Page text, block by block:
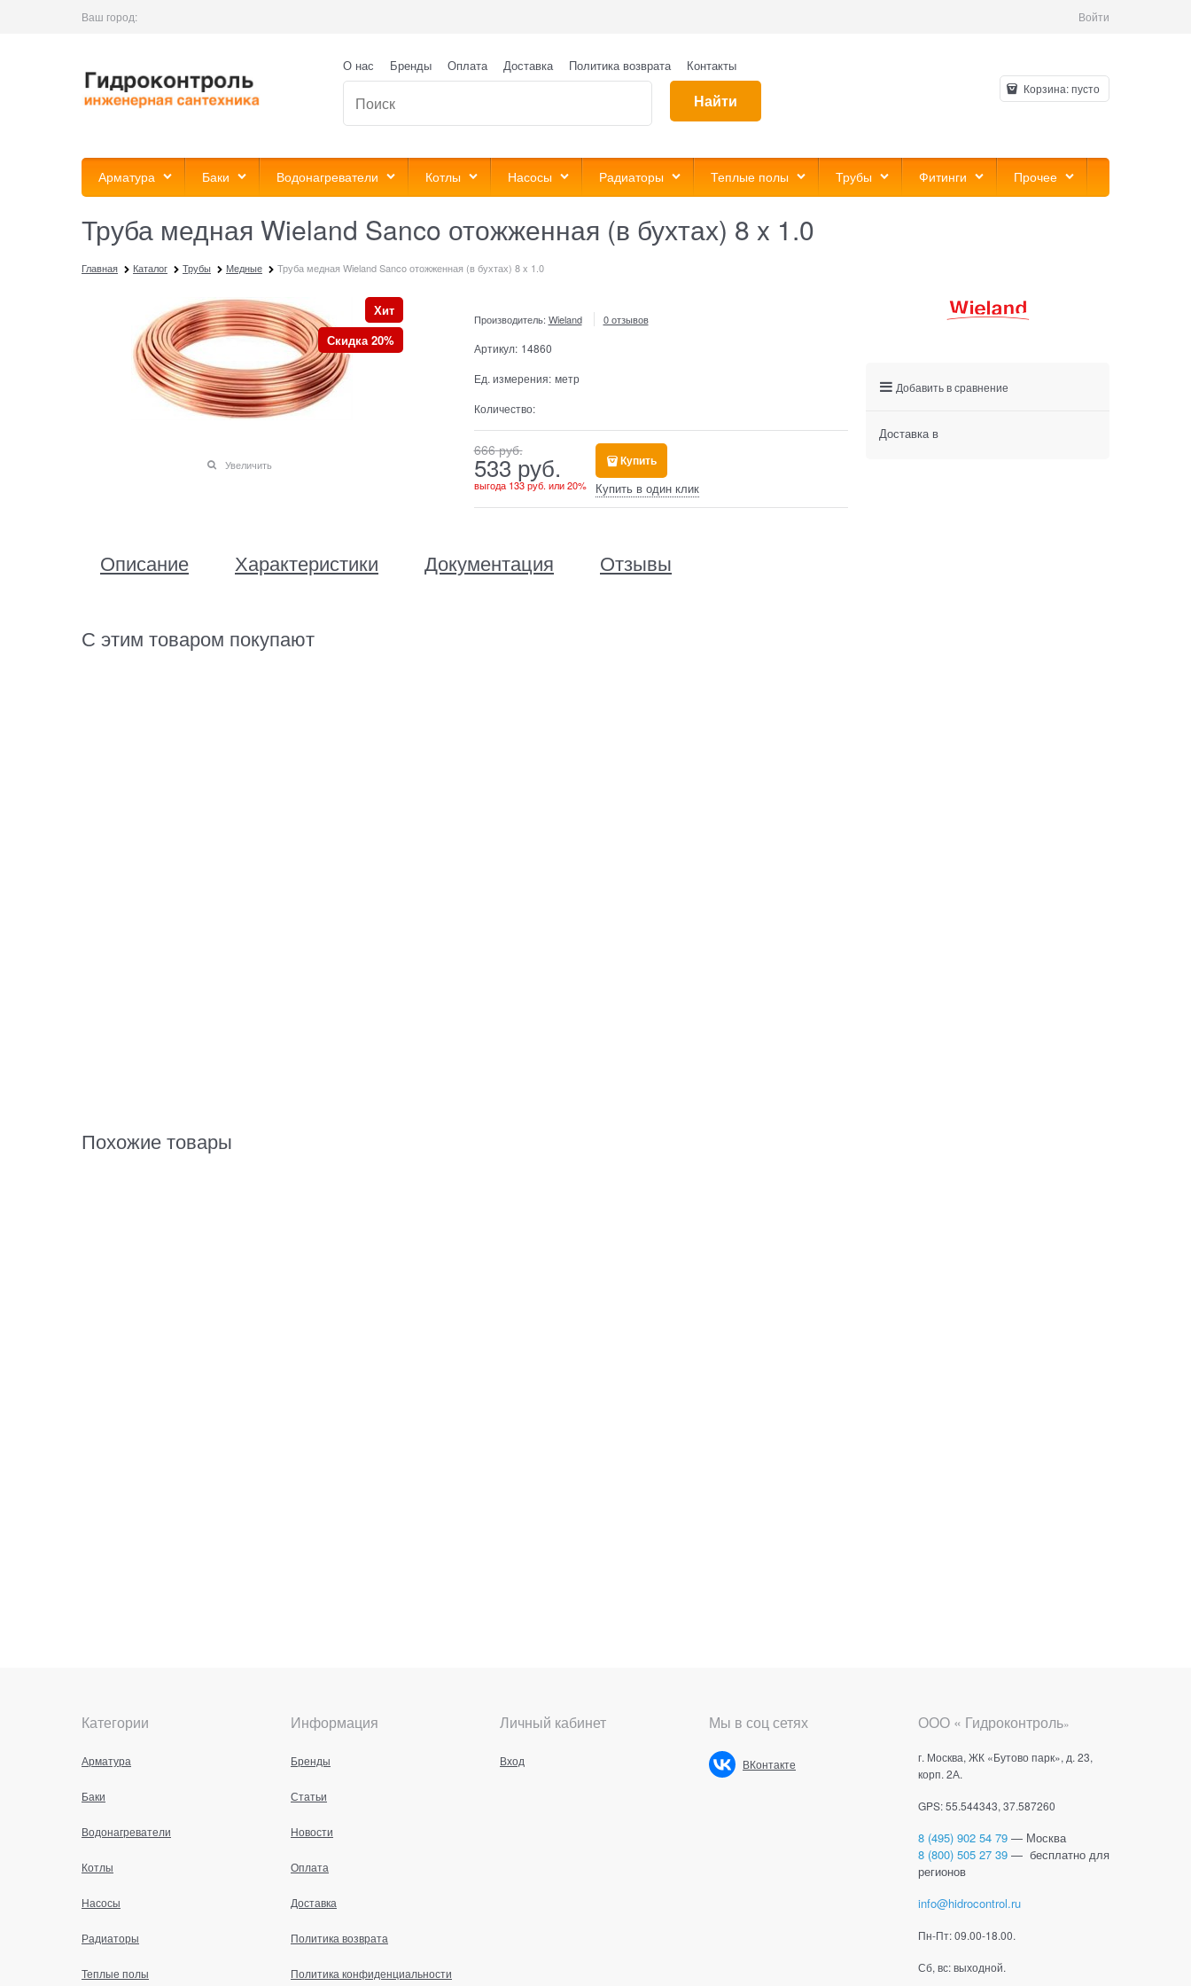
Ваш город: Войти
О нас Бренды Оплата Доставка Политика возврата Контакты
Найти
Корзина:пусто
Арматура Баки Водонагреватели Котлы Насосы Радиаторы Теплые полы Трубы Фитинги Прочее
Труба медная Wieland Sanco отожженная (в бухтах) 8 x 1.0
Главная Каталог Трубы Медные Труба медная Wieland Sanco отожженная (в бухтах) 8 x 1.0
Хит
Скидка 20%
Увеличить
Производитель: Wieland 0 отзывов
Артикул: 14860
Ед. измерения: метр
Количество:
666 руб.
533 руб.
выгода 133 руб. или20%
Купить
Купить в один клик
Описание Характеристики Документация Отзывы
С этим товаром покупают
Похожие товары
Добавить в сравнение
Доставка в
Категории
Арматура
Баки
Водонагреватели
Котлы
Насосы
Радиаторы
Теплые полы
Информация
Бренды
Статьи
Новости
Оплата
Доставка
Политика возврата
Политика конфиденциальности
Личный кабинет
Вход
Мы в соц сетях
ВКонтакте
ООО « Гидроконтроль»
г. Москва, ЖК «Бутово парк», д. 23,
корп. 2А.
GPS: 55.544343, 37.587260
8 (495) 902 54 79 — Москва
8 (800) 505 27 39 — бесплатно для
регионов
info@hidrocontrol.ru
Пн-Пт: 09.00-18.00.
Сб, вс: выходной.